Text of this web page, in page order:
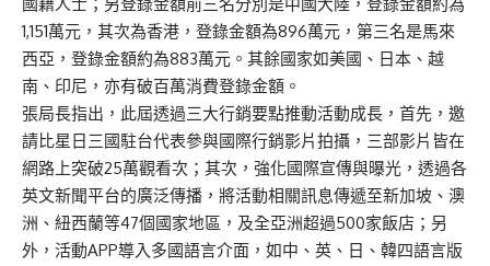
國籍人士；另登錄金額前三名分別是中國大陸，登錄金額約為
1,151萬元，其次為香港，登錄金額為896萬元，第三名是馬來
西亞，登錄金額約為883萬元。其餘國家如美國、日本、越
南、印尼，亦有破百萬消費登錄金額。
張局長指出，此屆透過三大行銷要點推動活動成長，首先，邀
請比星日三國駐台代表參與國際行銷影片拍攝，三部影片皆在
網路上突破25萬觀看次；其次，強化國際宣傳與曝光，透過各
英文新聞平台的廣泛傳播，將活動相關訊息傳遞至新加坡、澳
洲、紐西蘭等47個國家地區，及全亞洲超過500家飯店；另
外，活動APP導入多國語言介面，如中、英、日、韓四語言版